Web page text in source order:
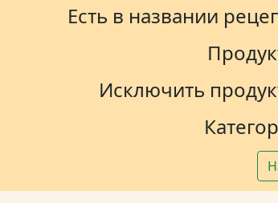
Есть в названии
Исключить